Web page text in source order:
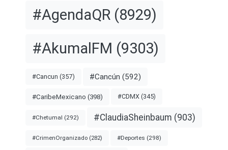
#AgendaQR (8929)
#AkumalFM (9303)
#Cancun (357) #Cancún (592)
#CaribeMexicano (398) #CDMX (345)
#Chetumal (292) #ClaudiaSheinbaum (903)
#CrimenOrganizado (282) #Deportes (298)